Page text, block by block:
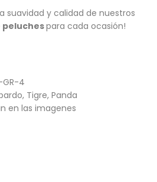
suavidad y calidad de nuestros
para cada ocasión!
GR-4
Tigre, Panda
en las imagenes